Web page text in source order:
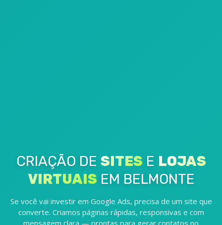
CRIAÇÃO DE SITES E LOJAS
VIRTUAIS EM BELMONTE
Se você vai investir em Google Ads, precisa de um site que
converte. Criamos páginas rápidas, responsivas e com
mensagem clara — prontas para gerar contatos no